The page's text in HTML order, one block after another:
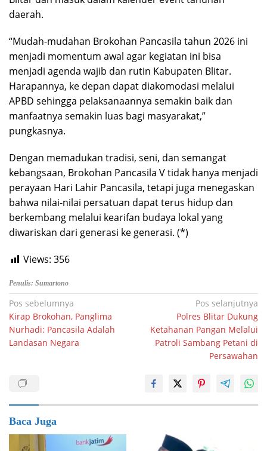
daerah.
“Mudah-mudahan Brokohan Pancasila tahun 2026 ini
menjadi momentum awal agar kegiatan ini bisa
menjadi agenda wajib dan rutin Kabupaten Blitar.
Harapannya, ke depan dapat diakomodasi melalui
APBD sehingga pelaksanaannya semakin baik dan
manfaatnya semakin luas bagi masyarakat,”
pungkasnya.
Dengan memadukan tradisi, seni, dan semangat
kebangsaan, Brokohan Pancasila V tidak hanya menjadi
perayaan Hari Lahir Pancasila, tetapi juga menegaskan
bahwa nilai-nilai persatuan dapat terus hidup dan
berkembang melalui kearifan budaya lokal yang
diwariskan dari generasi ke generasi. (*)
Views: 356
Penulis: Sumartono
Navigasi
pos
Pos sebelumnya
Kirap Brokohan, Panglima
Nurhadi: Pancasila Adalah
Landasan Negara
Pos selanjutnya
Polres Blitar Dukung
Ketahanan Pangan Melalui
Patroli Sambang Petani di
Persawahan
Baca Juga